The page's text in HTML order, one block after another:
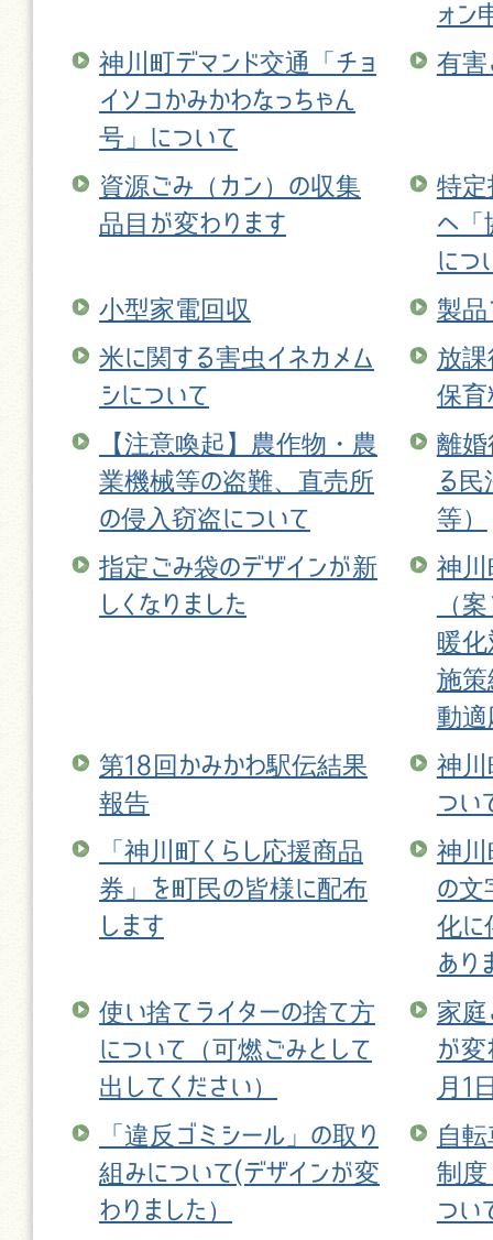
ォン
神川町デマンド交通「チョ
イソコかみかわなっちゃん
号」について
有害
資源ごみ（カン）の収集
品目が変わります
特定
へ「
につ
小型家電回収
製品
米に関する害虫イネカメム
シについて
放課
保育
【注意喚起】農作物・農
業機械等の盗難、直売所
の侵入窃盗について
離婚
る
等）
指定ごみ袋のデザインが新
しくなりました
神川
（
暖
施策
動
第18回かみかわ駅伝結果
報告
神川
つい
「神川町くらし応援商品
券」を町民の皆様に配布
します
神川
の文
化に
あり
使い捨てライターの捨て方
について（可燃ごみとして
出してください）
家庭
が変
月1
「違反ゴミシール」の取り
組みについて(デザインが変
わりました）
自
制度
つい